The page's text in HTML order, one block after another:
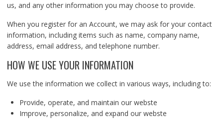
us, and any other information you may choose to provide.
When you register for an Account, we may ask for your contact
information, including items such as name, company name,
address, email address, and telephone number.
HOW WE USE YOUR INFORMATION
We use the information we collect in various ways, including to:
Provide, operate, and maintain our webste
Improve, personalize, and expand our webste